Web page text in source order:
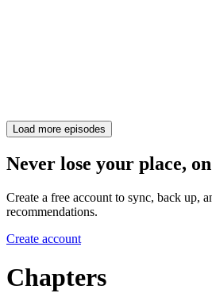
Load more episodes
Never lose your place,
Create a free account to sync, back up,
recommendations.
Create account
Chapters